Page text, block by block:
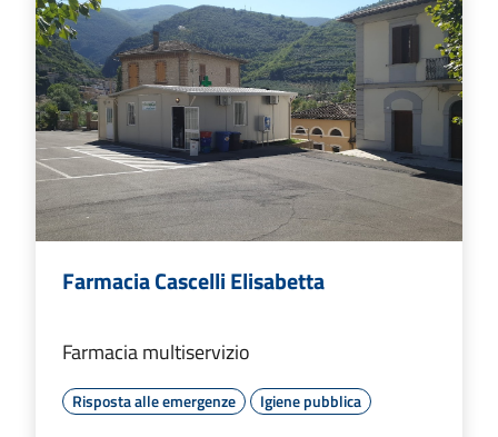
Farmacia Cascelli Elisabetta
Farmacia multiservizio
Risposta alle emergenze Igiene pubblica